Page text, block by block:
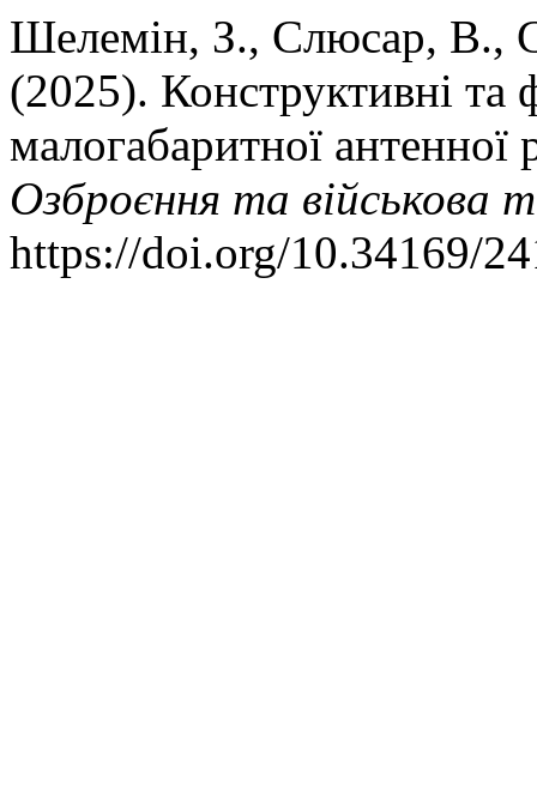
Шелемін, З., Слюсар, В.,
(2025). Конструктивні та
малогабаритної
Озброєння та військова
https://doi.org/10.34169/